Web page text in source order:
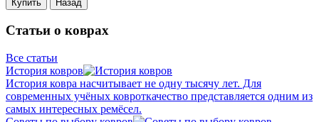
Купить Назад
Статьи о коврах
Все статьи
История ковров
История ковра насчитывает не одну тысячу лет. Для
современных учёных ковроткачество представляется одним из
самых интересных ремёсел.